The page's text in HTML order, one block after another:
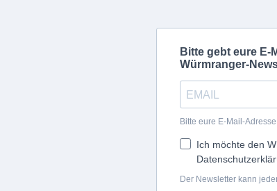
Bitte gebt eure E-
Würmranger-
Bitte eure E-Mail-
Ich möchte den
Der Newsletter kann